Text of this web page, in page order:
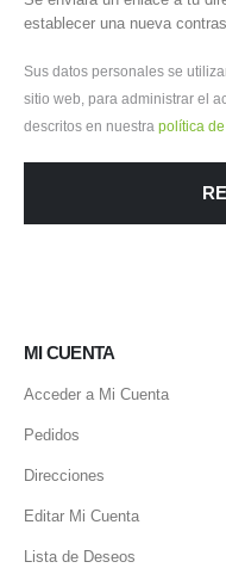
establecer una nueva
Sus datos personales se
sitio web, para administrar el
descritos en nuestra política
MI CUENTA
Acceder a Mi Cuenta
Pedidos
Direcciones
Editar Mi Cuenta
Lista de Deseos